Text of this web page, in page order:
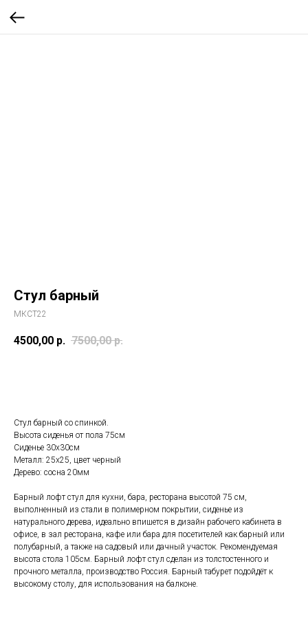
Стул барный
МКСТ22
4500,00 р. 7500,00 р.
Стул барный со спинкой.
Высота сиденья от пола 75см
Сиденье 30х30см
Металл: 25х25, цвет черный
Дерево: сосна 20мм
Барный лофт стул для кухни, бара, ресторана высотой 75 см,
выполненный из стали в полимерном покрытии, сиденье из
натурального дерева, идеально впишется в дизайн рабочего кабинета в
офисе, в зал ресторана, кафе или бара для посетителей как барный или
полубарный, а также на садовый или дачный участок. Рекомендуемая
высота стола 105см. Барный лофт стул сделан из толстостенного и
прочного металла, производство Россия. Барный табурет подойдёт к
высокому столу, для использования на балконе.